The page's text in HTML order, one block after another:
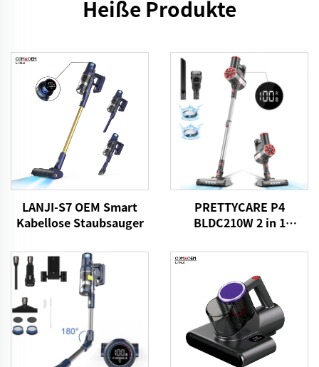
Heiße Produkte
LANJI-S7 OEM Smart
Kabellose Staubsauger
PRETTYCARE P4
BLDC210W 2 in 1
Sündenkabel